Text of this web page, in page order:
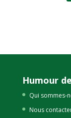
Humour
Qui sommes-
Nous